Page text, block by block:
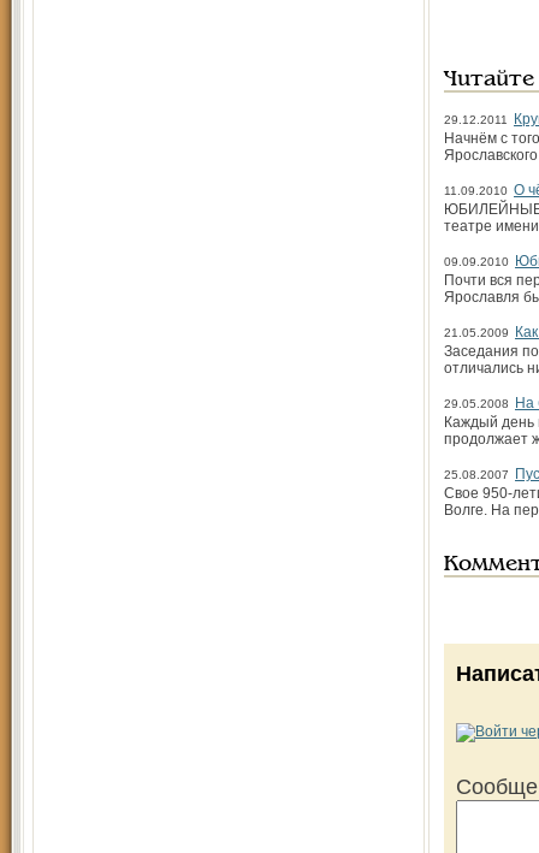
29.12.2011
Начнём с
11.09.2010 О
ЮБИЛЕЙНЫЕ
театре
09.09.2010
Почти вся
Ярославля
21.05.2009
Заседания
отличались
29.05.2008
На
Каждый день
продолжает
25.08.2007
Свое 950-
Волге. На